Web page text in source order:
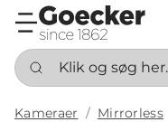
Klik og søg her...
Kameraer Mirrorless